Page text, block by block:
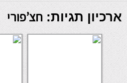
ארכיון תגיות: חצ’פורי